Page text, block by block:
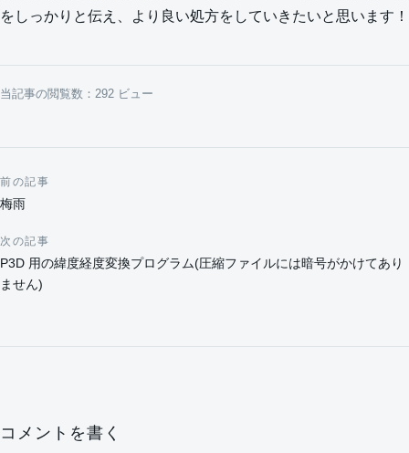
をしっかりと伝え、より良い処方をしていきたいと思います！
当記事の閲覧数：292 ビュー
投稿ナビゲーション
前の記事
梅雨
次の記事
P3D 用の緯度経度変換プログラム(圧縮ファイルには暗号がかけてあり
ません)
コメントを書く